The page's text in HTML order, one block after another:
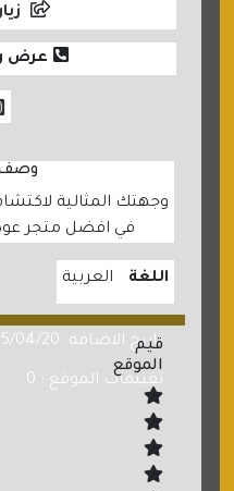
عرض
وصف
وجهتك المثالية
في افضل متجر
اللغة العربية
تاريخ الاضافة: 2025/04/20
تقييمات الموقع : 0
قيم
الموقع